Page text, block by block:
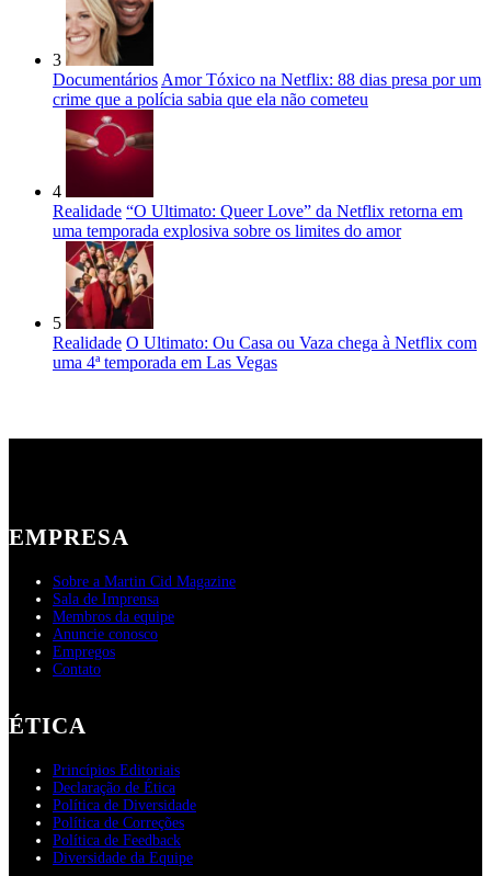
3
Documentários Amor Tóxico na Netflix: 88 dias presa por um
crime que a polícia sabia que ela não cometeu
4
Realidade “O Ultimato: Queer Love” da Netflix retorna em
uma temporada explosiva sobre os limites do amor
5
Realidade O Ultimato: Ou Casa ou Vaza chega à Netflix com
uma 4ª temporada em Las Vegas
EMPRESA
Sobre a Martin Cid Magazine
Sala de Imprensa
Membros da equipe
Anuncie conosco
Empregos
Contato
ÉTICA
Princípios Editoriais
Declaração de Ética
Política de Diversidade
Política de Correções
Política de Feedback
Diversidade da Equipe